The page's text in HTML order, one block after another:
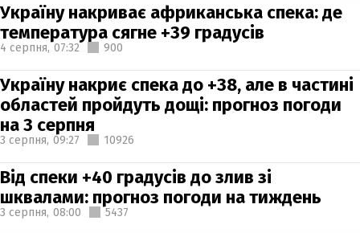
Україну накриває африканська спека: де
температура сягне +39 градусів
4 серпня, 07:32 900
Україну накриє спека до +38, але в частині
областей пройдуть дощі: прогноз погоди
на 3 серпня
3 серпня, 09:27 10926
Від спеки +40 градусів до злив зі
шквалами: прогноз погоди на тиждень
3 серпня, 08:00 5437